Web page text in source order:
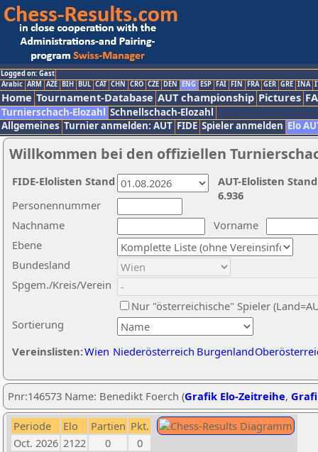
Logged on: Gast
Arabic ARM AZE BIH BUL CAT CHN CRO CZE DEN ENG ESP FAI FIN FRA GER GRE INA
Home Tournament-Database AUT championship Pictures
Turnierschach-Elozahl Schnellschach-Elozahl
Allgemeines Turnier anmelden: AUT FIDE Spieler anmelden Elo
Willkommen bei den offiziellen
Nachname
Vorname
Ebene
Sortierung
Personennummer
Bundesland
Spgem./Kreis/Verein
Nur "österreichische" Spieler
Vereinslisten:Wien Niederösterreich Burgenland
AUT-Elolisten
6.936
FIDE-Elolisten Stand
Pnr:146573 Name: Benedikt Foerch (Grafik Elo-Zeitreihe,
Periode Elo Partien Pkt.
Oct. 2026 2122 0
0